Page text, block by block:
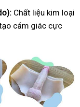
Chất liệu kim loại
cảm giác cực